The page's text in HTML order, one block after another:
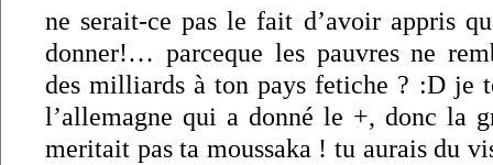
ne serait-ce pas le fait d’avoir appris
donner!… parceque les pauvres ne
des milliards à ton pays fetiche ? :D je
l’allemagne qui a donné le +, donc la
meritait pas ta moussaka ! tu aurais du